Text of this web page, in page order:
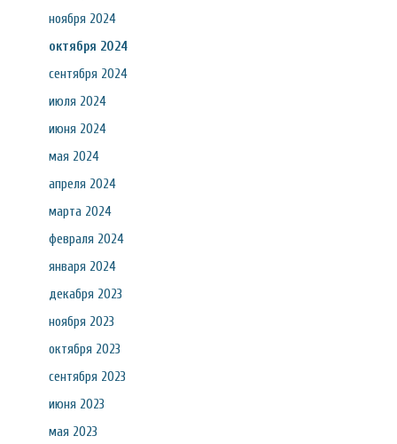
ноября 2024
октября 2024
сентября 2024
июля 2024
июня 2024
мая 2024
апреля 2024
марта 2024
февраля 2024
января 2024
декабря 2023
ноября 2023
октября 2023
сентября 2023
июня 2023
мая 2023